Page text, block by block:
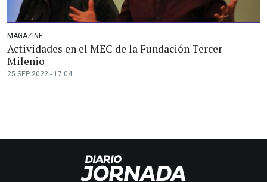
MAGAZINE
Actividades en el MEC de la Fundación Tercer
Milenio
25 SEP 2022 - 17:04